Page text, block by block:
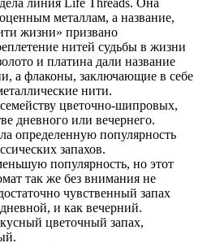
металлам, а название,
жизни» призвано
нитей судьбы в жизни
и платина дали название
а флаконы, заключающие в себе
нити.
цветочно-шипровых,
дневного или вечернего.
определенную популярность
запахов.
популярность, но этот
так же без внимания не
чувственный запах
и как вечерний.
цветочный запах,